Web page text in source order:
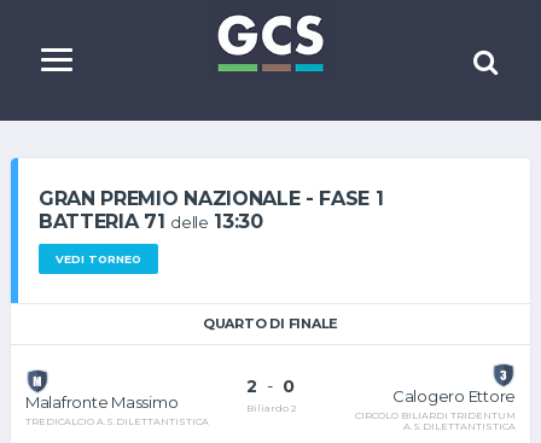
GRAN PREMIO NAZIONALE - FASE 1
BATTERIA 71 delle 13:30
VEDI TORNEO
QUARTO DI FINALE
Malafronte Massimo
TREDICALCIO A.S.DILETTANTISTICA
2 - 0
Biliardo 2
Calogero Ettore
CIRCOLO BILIARDI TRIDENTUM
A.S.DILETTANTISTICA